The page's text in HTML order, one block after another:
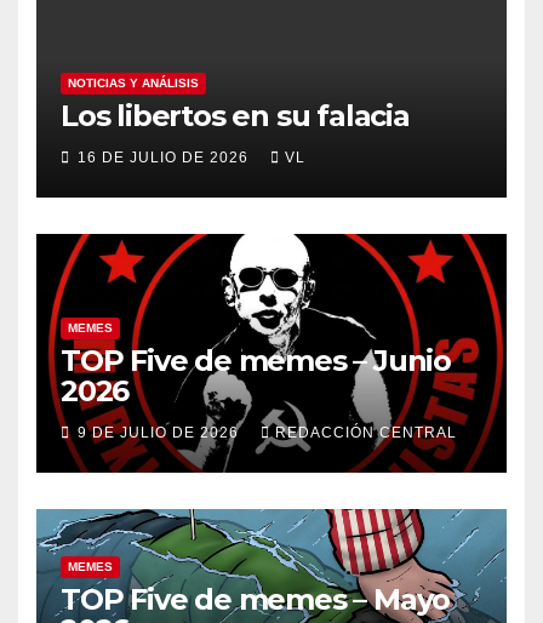
NOTICIAS Y ANÁLISIS
Los libertos en su falacia
16 DE JULIO DE 2026 VL
MEMES
TOP Five de memes – Junio
2026
9 DE JULIO DE 2026 REDACCIÓN CENTRAL
MEMES
TOP Five de memes – Mayo